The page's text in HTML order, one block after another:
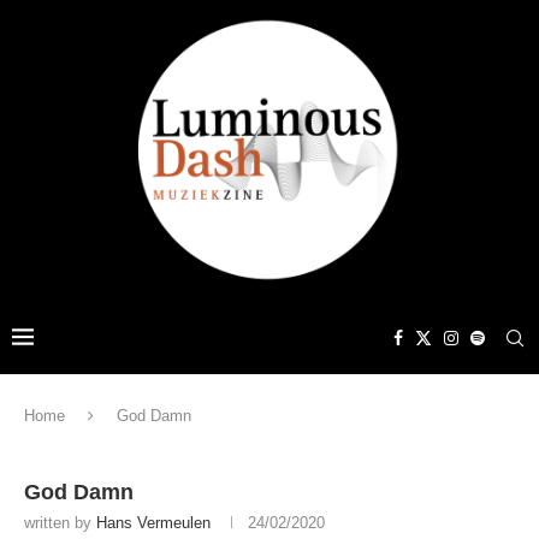
Home God Damn
God Damn
written by Hans Vermeulen 24/02/2020